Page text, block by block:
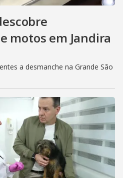
motos em Jandira
a desmanche na Grande São